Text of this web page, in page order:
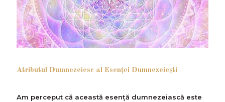
Atributul Dumnezeiesc al Esenţei Dumnezeieşti
Am perceput că această esență dumnezeiască este